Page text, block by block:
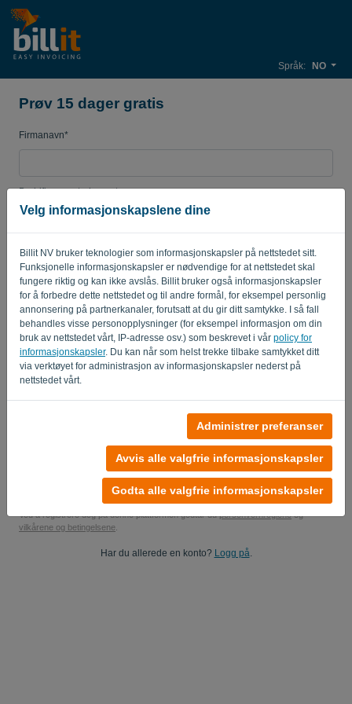
Velg informasjonskapslene dine
Billit NV bruker teknologier som informasjonskapsler på nettstedet sitt.
Funksjonelle informasjonskapsler er nødvendige for at nettstedet skal
fungere riktig og kan ikke avslås. Billit bruker også informasjonskapsler
for å forbedre dette nettstedet og til andre formål, for eksempel personlig
annonsering på partnerkanaler, forutsatt at du gir ditt samtykke. I så fall
behandles visse personopplysninger (for eksempel informasjon om din
bruk av nettstedet vårt, IP-adresse osv.) som beskrevet i vår policy for
informasjonskapsler. Du kan når som helst trekke tilbake samtykket ditt
via verktøyet for administrasjon av informasjonskapsler nederst på
nettstedet vårt.
Administrer preferanser
Avvis alle valgfrie informasjonskapsler
Godta alle valgfrie informasjonskapsler
Språk: NO
Prøv 15 dager gratis
Firmanavn*
Bedrifts e-postadresse*
Passord
Ja, du kan sende meg produktoppdateringer..
Start din gratis prøveperiode
Ingen kredittkort kreves
Ingen forpliktelser! 100% forpliktelsesfri
Dataene dine er 100% sikre
Ved å registrere deg på denne plattformen godtar dupersonvernregleneog
vilkårene og betingelsene
Har du allerede en konto? Logg på.